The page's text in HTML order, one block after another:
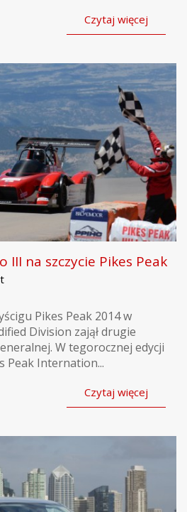
Czytaj więcej
III na szczycie Pikes Peak
Pikes Peak 2014 w
Division zajął drugie
W tegorocznej edycji
Peak Internation...
Czytaj więcej